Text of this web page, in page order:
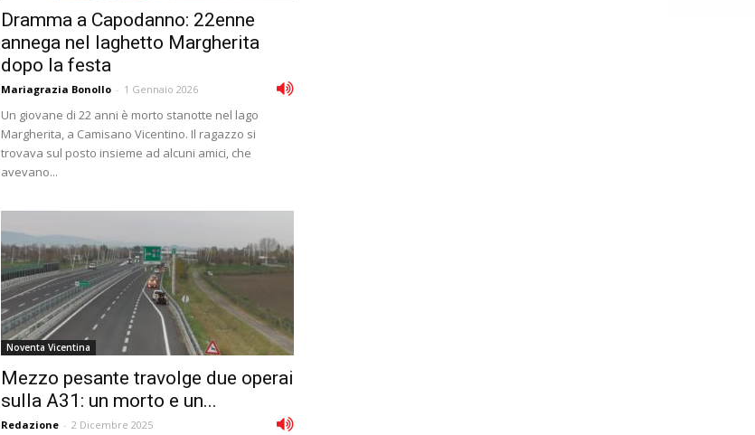
Dramma a Capodanno: 22enne
annega nel laghetto Margherita
dopo la festa
Mariagrazia Bonollo - 1 Gennaio 2026
Un giovane di 22 anni è morto stanotte nel lago
Margherita, a Camisano Vicentino. Il ragazzo si
trovava sul posto insieme ad alcuni amici, che
avevano...
Noventa Vicentina
Mezzo pesante travolge due operai
sulla A31: un morto e un...
Redazione - 2 Dicembre 2025